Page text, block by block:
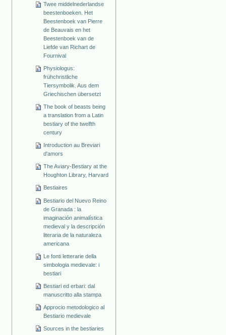
Twee middelnederlandse
beestenboeken. Het
Beestenboek van Pierre
de Beauvais en het
Beestenboek van de
Liefde van Richart de
Fournival
Physiologus:
frühchristliche
Tiersymbolik. Aus dem
Griechischen übersetzt
The book of beasts being
a translation from a Latin
bestiary of the twelfth
century
Introduction au Breviari
d'amors
The Aviary-Bestiary at the
Houghton Library, Harvard
Bestiaires
Bestiario del Nuevo Reino
de Granada : la
imaginación animalística
medieval y la descripción
literaria de la naturaleza
americana
Le fonti letterarie della
simbologia medievale: i
bestiari
Bestiari ed erbari: dal
manuscritto alla stampa
Approcio metodologico al
Bestiario medievale
Sources in the bestiaries